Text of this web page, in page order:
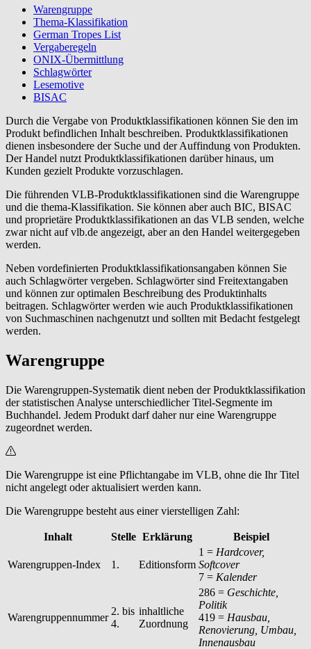
Warengruppe
Thema-Klassifikation
German Tropes List
Vergaberegeln
ONIX-Übermittlung
Schlagwörter
Lesemotive
BISAC
Durch die Vergabe von Produktklassifikationen können Sie den im
Produkt befindlichen Inhalt beschreiben. Produktklassifikationen
dienen insbesondere der Suche und der Auffindung von Produkten.
Der Handel nutzt Produktklassifikationen darüber hinaus, um
Kunden gezielt Produkte vorzuschlagen.
Die führenden VLB-Produktklassifikationen sind die Warengruppe
und die thema-Klassifikation. Sie können aber auch BIC, BISAC
und proprietäre Produktklassifikationen an das VLB senden, welche
zwar nicht auf vlb.de angezeigt, aber an den Handel weitergegeben
werden.
Neben vordefinierten Produktklassifikationsangaben können Sie
auch Schlagwörter vergeben. Schlagwörter sind Freitextangaben
und können zur optimalen Beschreibung des Produktinhalts
beitragen. Schlagwörter werden wie auch Produktklassifikationen
von Suchmaschinen nachgenutzt und sollten mit Bedacht festgelegt
werden.
Warengruppe
Die Warengruppen-Systematik dient neben der Produktklassifikation
der statistischen Analyse unterschiedlicher Titel-Segmente im
Buchhandel. Jedem Produkt darf daher nur eine Warengruppe
zugeordnet werden.
Die Warengruppe ist eine Pflichtangabe im VLB, ohne die Ihr Titel
nicht angelegt oder aktualisiert werden kann.
Die Warengruppe besteht aus einer vierstelligen Zahl:
Inhalt Stelle Erklärung Beispiel
Warengruppen-Index 1. Editionsform
1 = Hardcover,
Softcover
7 = Kalender
Warengruppennummer
2. bis
4.
inhaltliche
Zuordnung
286 = Geschichte,
Politik
419 = Hausbau,
Renovierung, Umbau,
Innenausbau